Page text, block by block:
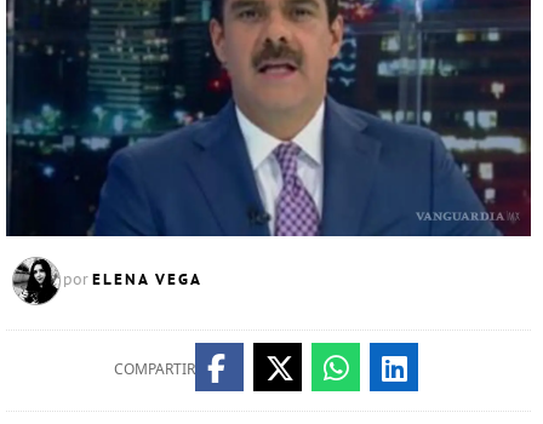
por ELENA VEGA
COMPARTIR